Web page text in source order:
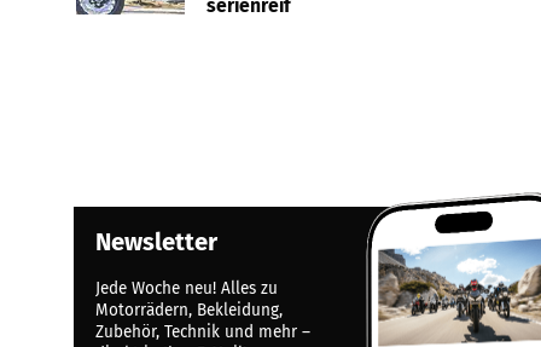
serienreif
Newsletter
Jede Woche neu! Alles zu
Motorrädern, Bekleidung,
Zubehör, Technik und mehr –